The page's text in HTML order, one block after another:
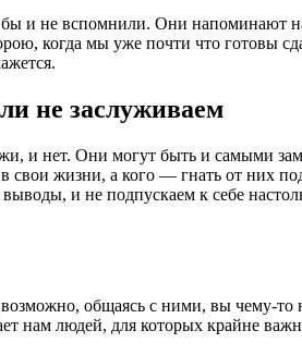
и не вспомнили. Они
когда мы уже почти что готовы
не заслуживаем
и нет. Они могут быть и самыми
свои жизни, а кого — гнать от них
и не подпускаем к себе
общаясь с ними, вы чему-то
нам людей, для которых крайне